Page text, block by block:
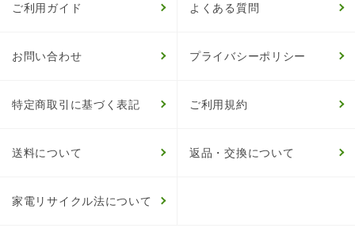
ご利用ガイド よくある質問
お問い合わせ プライバシーポリシー
特定商取引に基づく表記 ご利用規約
送料について 返品・交換について
家電リサイクル法について